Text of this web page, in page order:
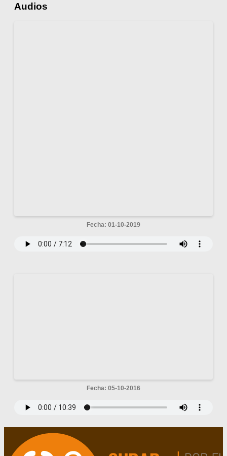
Audios
Fecha: 01-10-2019
Fecha: 05-10-2016